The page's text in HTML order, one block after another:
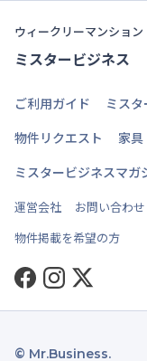
ウィークリーマンショ
ミスタービジネス
ご利用ガイド
ミス
物件リクエスト
家
ミスタービジネスマガ
運営会社 お問い合わせ
物件掲載を希望の方
Facebook
Instagram
Twitter
© Mr.Business.